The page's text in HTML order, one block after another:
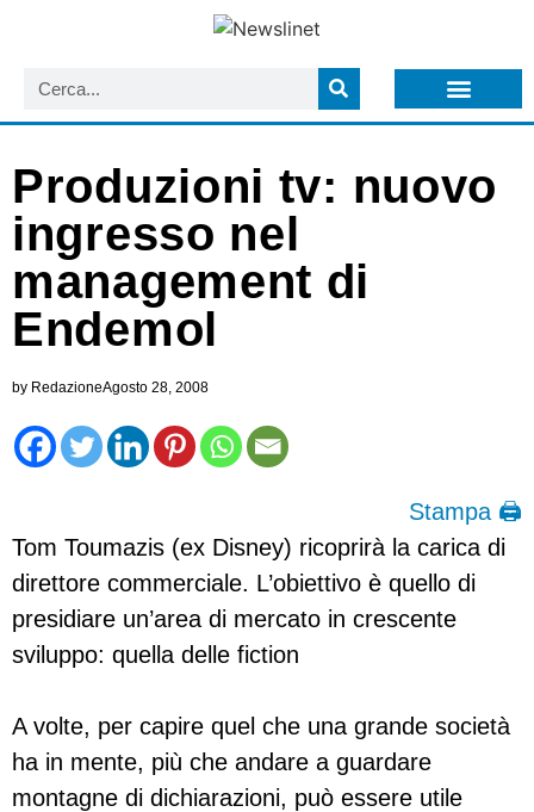
Produzioni tv: nuovo
ingresso nel
management di
Endemol
by RedazioneAgosto 28, 2008
Stampa 🖨
Tom Toumazis (ex Disney) ricoprirà la carica di
direttore commerciale. L’obiettivo è quello di
presidiare un’area di mercato in crescente
sviluppo: quella delle fiction
A volte, per capire quel che una grande società
ha in mente, più che andare a guardare
montagne di dichiarazioni, può essere utile